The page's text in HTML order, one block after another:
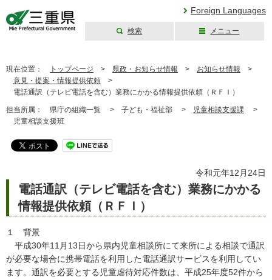
Foreign Languages
検索 メニュー
現在位置： トップページ > 県政・お知らせ情報 > お知らせ情報 >
意見・提案・情報提供依頼 >
電話通訳（テレビ電話を含む）業務にかかる情報提供依頼（ＲＦＩ）
担当所属： 県庁の組織一覧 > 子ども・福祉部 > 児童相談支援課 >
児童相談支援班
令和元年12月24日
電話通訳（テレビ電話を含む）業務にかかる
情報提供依頼（ＲＦＩ）
１ 背景
平成30年11月13日から県内児童相談所にて来所による相談で通訳
が必要な場合に携帯電話を利用した電話通訳サービスを利用してい
ます。通訳を必要とする児童虐待対応件数は、平成25年度52件から